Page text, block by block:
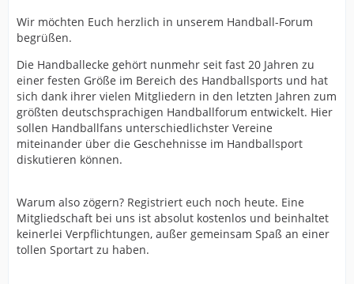
Wir möchten Euch herzlich in unserem Handball-Forum
begrüßen.
Die Handballecke gehört nunmehr seit fast 20 Jahren zu
einer festen Größe im Bereich des Handballsports und hat
sich dank ihrer vielen Mitgliedern in den letzten Jahren zum
größten deutschsprachigen Handballforum entwickelt. Hier
sollen Handballfans unterschiedlichster Vereine
miteinander über die Geschehnisse im Handballsport
diskutieren können.
Warum also zögern? Registriert euch noch heute. Eine
Mitgliedschaft bei uns ist absolut kostenlos und beinhaltet
keinerlei Verpflichtungen, außer gemeinsam Spaß an einer
tollen Sportart zu haben.